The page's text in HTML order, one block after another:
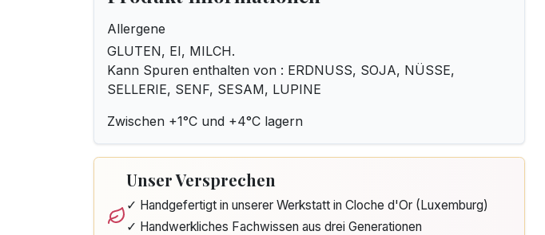
Allergene
GLUTEN, EI, MILCH.
Kann Spuren enthalten von : ERDNUSS, SOJA, NÜSSE,
SELLERIE, SENF, SESAM, LUPINE
Zwischen +1°C und +4°C lagern
Unser Versprechen
✓ Handgefertigt in unserer Werkstatt in Cloche d'Or (Luxemburg)
✓ Handwerkliches Fachwissen aus drei Generationen